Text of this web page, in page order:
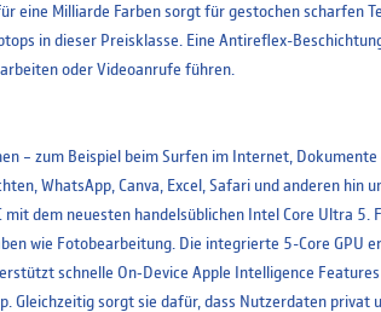
eine Milliarde Farben sorgt für gestochen scharfen
in dieser Preisklasse. Eine Antireflex-
oder Videoanrufe führen.
– zum Beispiel beim Surfen im Internet,
WhatsApp, Canva, Excel, Safari und anderen hin
dem neuesten handelsüblichen Intel Core Ultra 5.
wie Fotobearbeitung. Die integrierte 5-Core GPU
schnelle On‑Device Apple Intelligence
Gleichzeitig sorgt sie dafür, dass Nutzerdaten privat